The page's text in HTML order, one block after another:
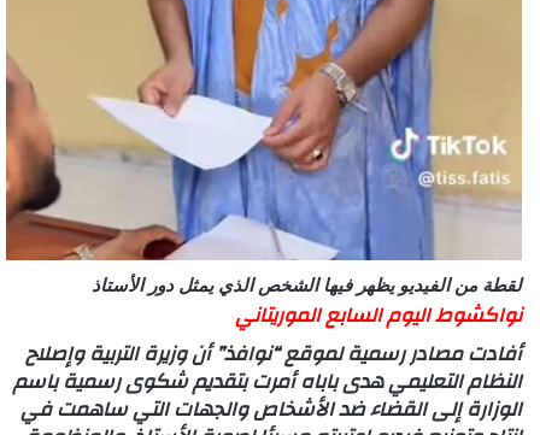
لقطة من الفيديو يظهر فيها الشخص الذي يمثل دور الأستاذ
نواكشوط اليوم السابع الموريتاني
أفادت مصادر رسمية لموقع “نوافذ” أن وزيرة التربية وإصلاح
النظام التعليمي هدى باباه أمرت بتقديم شكوى رسمية باسم
الوزارة إلى القضاء ضد الأشخاص والجهات التي ساهمت في